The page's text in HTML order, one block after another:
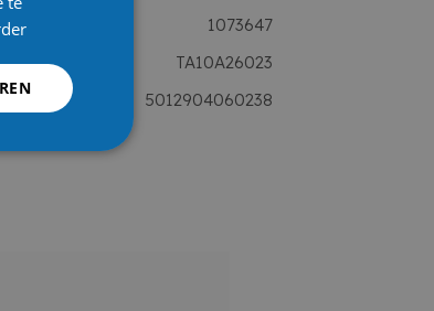
1073647
TA10A26023
5012904060238